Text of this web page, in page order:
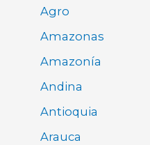
Agro
Amazonas
Amazonía
Andina
Antioquia
Arauca